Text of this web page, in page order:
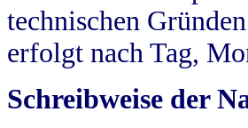
technischen
erfolgt nach Tag,
Schreibweise der